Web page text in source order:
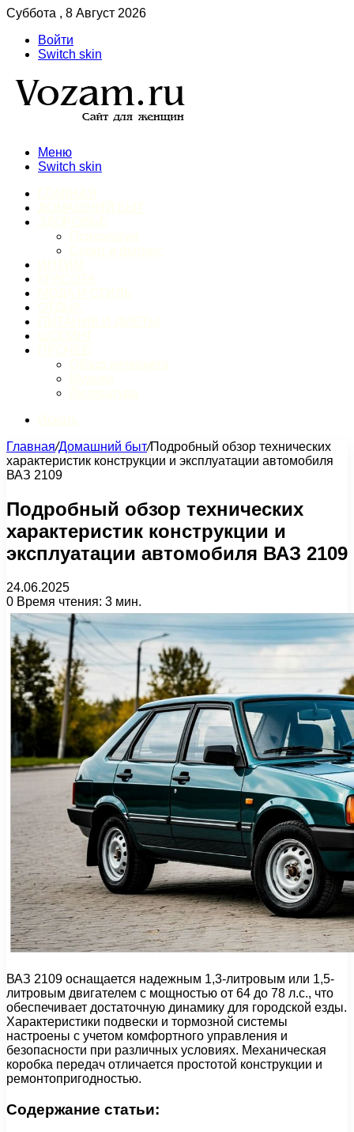
Суббота , 8 Август 2026
Войти
Switch skin
Меню
Switch skin
Главная/Домашний быт/Подробный обзор технических
характеристик конструкции и эксплуатации автомобиля
ВАЗ 2109
Подробный обзор технических
характеристик конструкции и
эксплуатации автомобиля ВАЗ 2109
24.06.2025
0 Время чтения: 3 мин.
ВАЗ 2109 оснащается надежным 1,3-литровым или 1,5-
литровым двигателем с мощностью от 64 до 78 л.с., что
обеспечивает достаточную динамику для городской езды.
Характеристики подвески и тормозной системы
настроены с учетом комфортного управления и
безопасности при различных условиях. Механическая
коробка передач отличается простотой конструкции и
ремонтопригодностью.
Содержание статьи: